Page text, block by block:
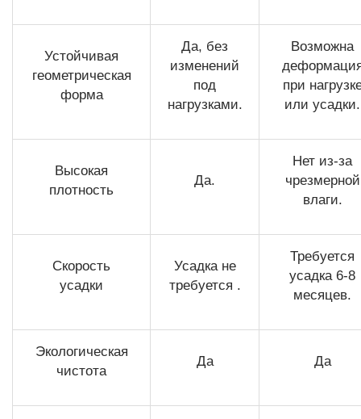
Устойчивая
геометрическая
форма
Да, без
изменений
под
нагрузками.
Возможна
при
или усадки.
Высокая
плотность
Да.
Нет из-за
чрезмерной
влаги.
Скорость
усадки
Усадка не
требуется .
Требуется
усадка 6-8
месяцев.
Экологическая
чистота
Да Да